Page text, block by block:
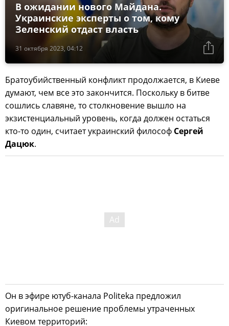
31 октября 2023, 04:12
В ожидании нового Майдана.
Украинские эксперты о том, кому
Зеленский отдаст власть
Братоубийственный конфликт продолжается, в Киеве
думают, чем все это закончится. Поскольку в битве
сошлись славяне, то столкновение вышло на
экзистенциальный уровень, когда должен остаться
кто-то один, считает украинский философ Сергей
Дацюк.
Он в эфире ютуб-канала Politeka предложил
оригинальное решение проблемы утраченных
Киевом территорий: